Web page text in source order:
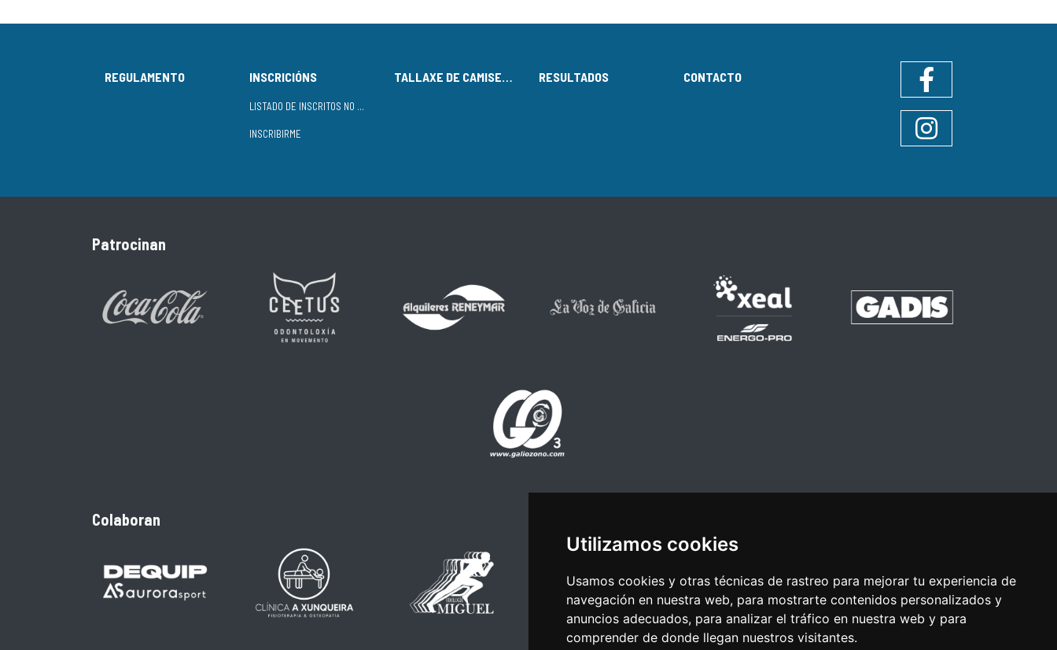
Utilizamos cookies
Usamos cookies y otras técnicas de rastreo para mejorar tu experiencia de
navegación en nuestra web, para mostrarte contenidos personalizados y
anuncios adecuados, para analizar el tráfico en nuestra web y para
comprender de donde llegan nuestros visitantes.
REGULAMENTO INSCRICIÓNS
LISTADO DE INSCRITOS NO CIRCUÍTO
INSCRIBIRME
TALLAXE DE CAMISETAS RESULTADOS CONTACTO
Instagram
Patrocinan
Colaboran